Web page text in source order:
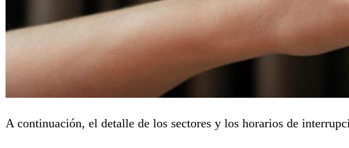
A continuación, el detalle de los sectores y los horarios de